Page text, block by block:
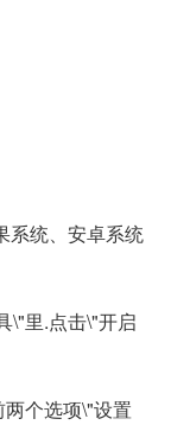
系统、安卓系统
\"里.点击\"开启
个选项\"设置